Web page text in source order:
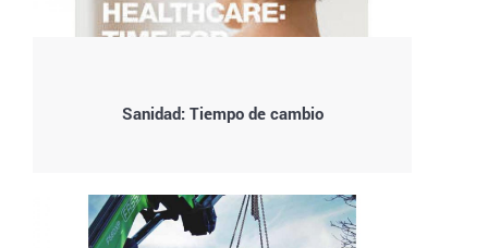
Sanidad: Tiempo de cambio